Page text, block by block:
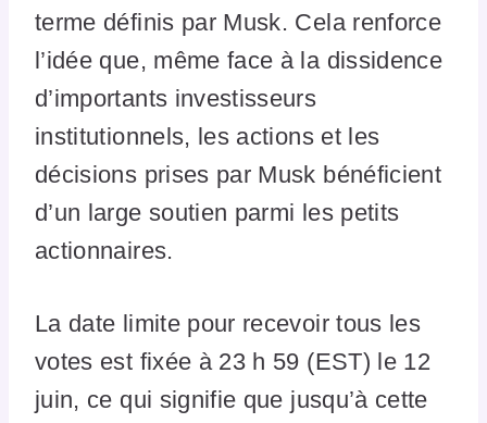
terme définis par Musk. Cela renforce
l’idée que, même face à la dissidence
d’importants investisseurs
institutionnels, les actions et les
décisions prises par Musk bénéficient
d’un large soutien parmi les petits
actionnaires.
La date limite pour recevoir tous les
votes est fixée à 23 h 59 (EST) le 12
juin, ce qui signifie que jusqu’à cette